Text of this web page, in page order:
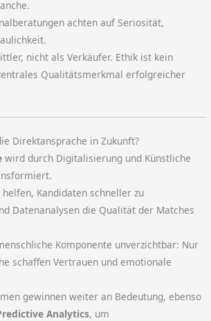
achten auf Seriosität,
nicht als Verkäufer. Ethik ist kein
Qualitätsmerkmal erfolgreicher
Direktansprache in Zukunft?
wird durch Digitalisierung und Künstliche
Kandidaten schneller zu
Datenanalysen die Qualität der Matches
Komponente unverzichtbar: Nur
schaffen Vertrauen und emotionale
gewinnen weiter an Bedeutung, ebenso
Analytics, um